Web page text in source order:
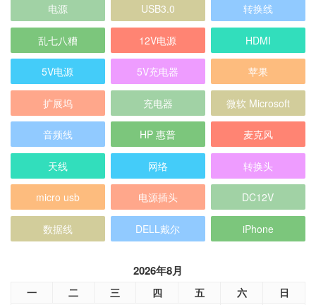
电源 USB3.0 转换线
乱七八糟 12V电源 HDMI
5V电源 5V充电器 苹果
扩展坞 充电器 微软 Microsoft
音频线 HP 惠普 麦克风
天线 网络 转换头
micro usb 电源插头 DC12V
数据线 DELL戴尔 iPhone
2026年8月
一 二 三 四 五 六 日